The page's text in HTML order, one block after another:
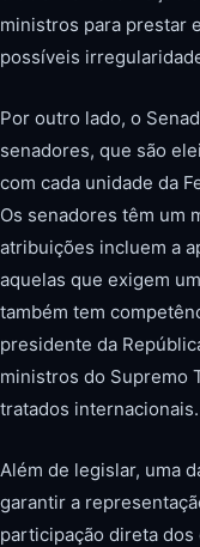
ministros para prestar
possíveis
Por outro lado, o
senadores, que são
com cada unidade da
Os senadores têm um
atribuições incluem a
aquelas que exigem
também tem
presidente da
ministros do Supremo
tratados internacionais.
Além de legislar, uma
garantir a
participação direta